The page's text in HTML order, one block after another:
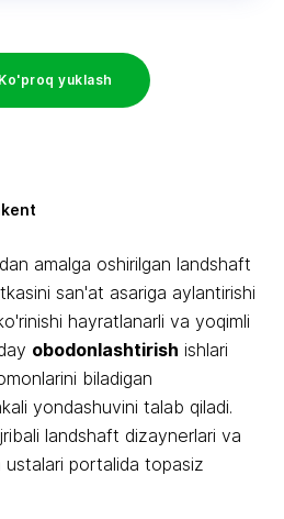
Ko'proq yuklash
amalga oshirilgan landshaft
san'at asariga aylantirishi
hayratlanarli va yoqimli
obodonlashtirish ishlari
biladigan
yondashuvini talab qiladi.
landshaft dizaynerlari va
ustalari portalida topasiz